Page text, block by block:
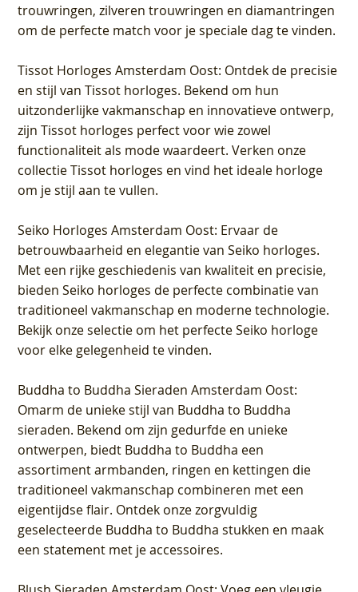
trouwringen, zilveren trouwringen en diamantringen
om de perfecte match voor je speciale dag te vinden.
Tissot Horloges Amsterdam Oost: Ontdek de precisie
en stijl van Tissot horloges. Bekend om hun
uitzonderlijke vakmanschap en innovatieve ontwerp,
zijn Tissot horloges perfect voor wie zowel
functionaliteit als mode waardeert. Verken onze
collectie Tissot horloges en vind het ideale horloge
om je stijl aan te vullen.
Seiko Horloges Amsterdam Oost: Ervaar de
betrouwbaarheid en elegantie van Seiko horloges.
Met een rijke geschiedenis van kwaliteit en precisie,
bieden Seiko horloges de perfecte combinatie van
traditioneel vakmanschap en moderne technologie.
Bekijk onze selectie om het perfecte Seiko horloge
voor elke gelegenheid te vinden.
Buddha to Buddha Sieraden Amsterdam Oost:
Omarm de unieke stijl van Buddha to Buddha
sieraden. Bekend om zijn gedurfde en unieke
ontwerpen, biedt Buddha to Buddha een
assortiment armbanden, ringen en kettingen die
traditioneel vakmanschap combineren met een
eigentijdse flair. Ontdek onze zorgvuldig
geselecteerde Buddha to Buddha stukken en maak
een statement met je accessoires.